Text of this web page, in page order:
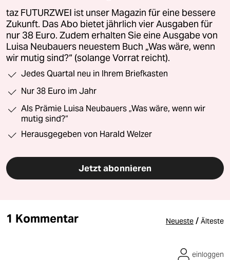
taz FUTURZWEI ist unser Magazin für eine bessere
Zukunft. Das Abo bietet jährlich vier Ausgaben für
nur 38 Euro. Zudem erhalten Sie eine Ausgabe von
Luisa Neubauers neuestem Buch „Was wäre, wenn
wir mutig sind?“ (solange Vorrat reicht).
Jedes Quartal neu in Ihrem Briefkasten
Nur 38 Euro im Jahr
Als Prämie Luisa Neubauers „Was wäre, wenn wir
mutig sind?“
Herausgegeben von Harald Welzer
Jetzt abonnieren
1 Kommentar Neueste / Älteste
einloggen